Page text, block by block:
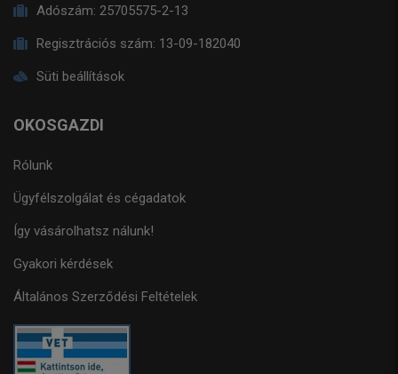
Adószám: 25705575-2-13
Regisztrációs szám: 13-09-182040
Süti beállítások
OKOSGAZDI
Rólunk
Ügyfélszolgálat és cégadatok
Így vásárolhatsz nálunk!
Gyakori kérdések
Általános Szerződési Feltételek